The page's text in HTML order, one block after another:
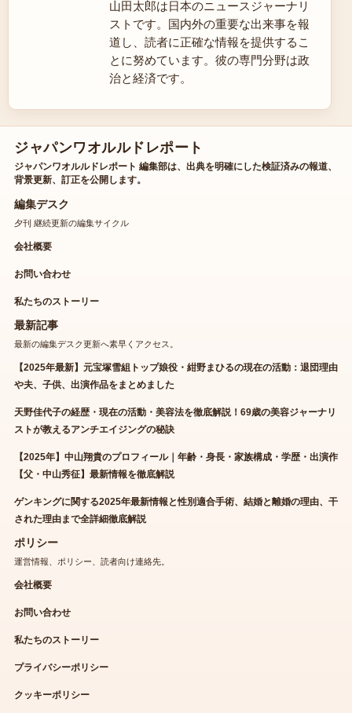
山田太郎は日本のニュースジャーナリ
ストです。国内外の重要な出来事を報
道し、読者に正確な情報を提供するこ
とに努めています。彼の専門分野は政
治と経済です。
ジャパンワオルルドレポート
ジャパンワオルルドレポート 編集部は、出典を明確にした検証済みの報道、
背景更新、訂正を公開します。
編集デスク
夕刊 継続更新の編集サイクル
会社概要
お問い合わせ
私たちのストーリー
最新記事
最新の編集デスク更新へ素早くアクセス。
【2025年最新】元宝塚雪組トップ娘役・紺野まひるの現在の活動：退団理由
や夫、子供、出演作品をまとめました
天野佳代子の経歴・現在の活動・美容法を徹底解説！69歳の美容ジャーナリ
ストが教えるアンチエイジングの秘訣
【2025年】中山翔貴のプロフィール｜年齢・身長・家族構成・学歴・出演作
【父・中山秀征】最新情報を徹底解説
ゲンキングに関する2025年最新情報と性別適合手術、結婚と離婚の理由、干
された理由まで全詳細徹底解説
ポリシー
運営情報、ポリシー、読者向け連絡先。
会社概要
お問い合わせ
私たちのストーリー
プライバシーポリシー
クッキーポリシー